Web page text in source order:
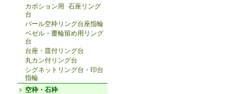
カボション用 石座リング
台
パール空枠リング台座指輪
ベゼル・覆輪留め用リング
台
台座・皿付リング台
丸カン付リング台
シグネットリング台・印台
指輪
空枠・石枠